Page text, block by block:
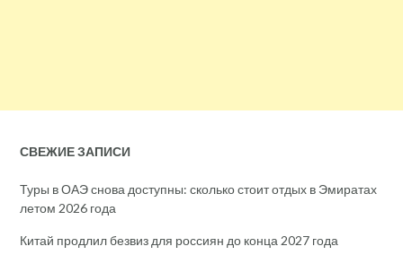
СВЕЖИЕ ЗАПИСИ
Туры в ОАЭ снова доступны: сколько стоит отдых в Эмиратах
летом 2026 года
Китай продлил безвиз для россиян до конца 2027 года